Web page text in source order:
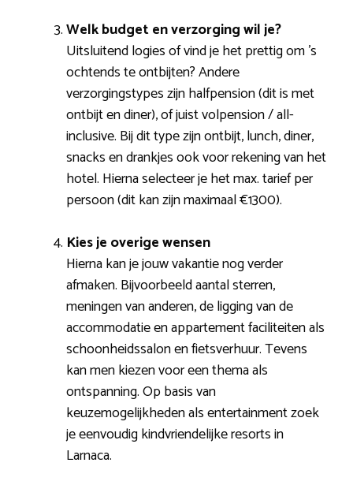
Welk budget en verzorging wil je?
Uitsluitend logies of vind je het prettig om ’s
ochtends te ontbijten? Andere
verzorgingstypes zijn halfpension (dit is met
ontbijt en diner), of juist volpension / all-
inclusive. Bij dit type zijn ontbijt, lunch, diner,
snacks en drankjes ook voor rekening van het
hotel. Hierna selecteer je het max. tarief per
persoon (dit kan zijn maximaal €1300).
Kies je overige wensen
Hierna kan je jouw vakantie nog verder
afmaken. Bijvoorbeeld aantal sterren,
meningen van anderen, de ligging van de
accommodatie en appartement faciliteiten als
schoonheidssalon en fietsverhuur. Tevens
kan men kiezen voor een thema als
ontspanning. Op basis van
keuzemogelijkheden als entertainment zoek
je eenvoudig kindvriendelijke resorts in
Larnaca.